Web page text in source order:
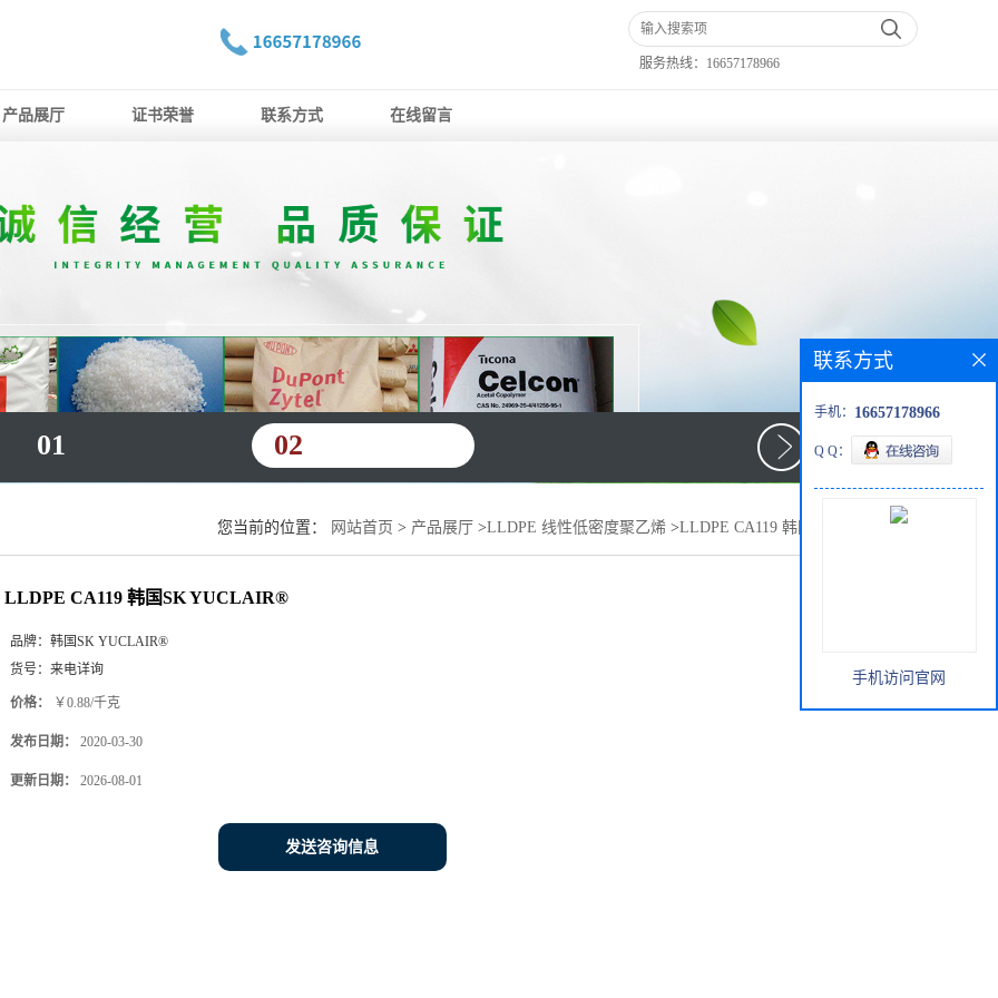
服务热线： 16657178966
产品展厅 证书荣誉 联系方式 在线留言
01 02
您当前的位置： 网站首页 > 产品展厅 >LLDPE 线性低密度聚乙烯 >LLDPE CA119 韩国SK YUCLAIR®
LLDPE CA119 韩国SK YUCLAIR®
品牌： 韩国SK YUCLAIR®
货号： 来电详询
价格： ￥0.88/千克
发布日期： 2020-03-30
更新日期： 2026-08-01
发送咨询信息
联系方式
手机： 16657178966
Q Q：
手机访问官网